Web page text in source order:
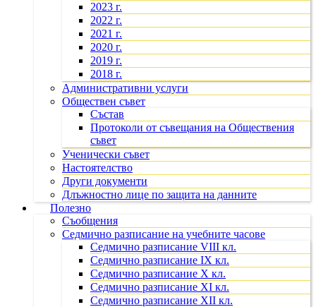
2023 г.
2022 г.
2021 г.
2020 г.
2019 г.
2018 г.
Административни услуги
Обществен съвет
Състав
Протоколи от съвещания на Обществения
съвет
Ученически съвет
Настоятелство
Други документи
Длъжностно лице по защита на данните
Полезно
Съобщения
Седмично разписание на учебните часове
Седмично разписание VIII кл.
Седмично разписание IX кл.
Седмично разписание X кл.
Седмично разписание XI кл.
Седмично разписание XII кл.